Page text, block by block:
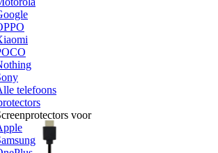
telefoons
voor